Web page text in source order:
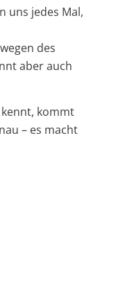
uns jedes Mal,
des
aber auch
kommt
– es macht